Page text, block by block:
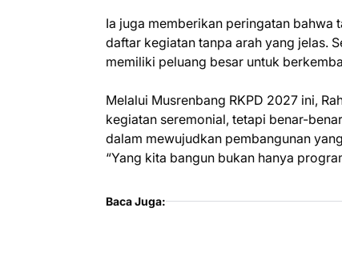
Ia juga memberikan peringatan bahwa
daftar kegiatan tanpa arah yang jelas.
memiliki peluang besar untuk
Melalui Musrenbang RKPD 2027 ini,
kegiatan seremonial, tetapi benar-
dalam mewujudkan pembangunan
“Yang kita bangun bukan hanya
Baca Juga: